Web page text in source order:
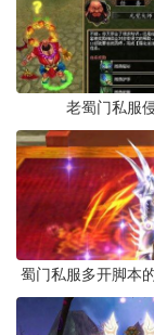
老蜀门私服
蜀门私服多开脚本